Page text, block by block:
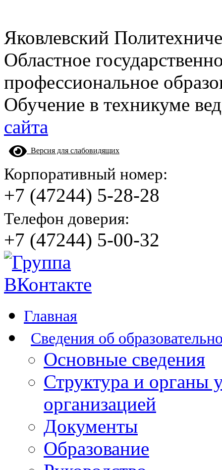
Яковлевский
Областное
профессиональное
Обучение в техникуме
сайта
Версия для слабовидящих
Корпоративный номер:
+7 (47244) 5-28-28
Телефон доверия:
+7 (47244) 5-00-32
Главная
Сведения об
Основные сведения
Структура и органы
организацией
Документы
Образование